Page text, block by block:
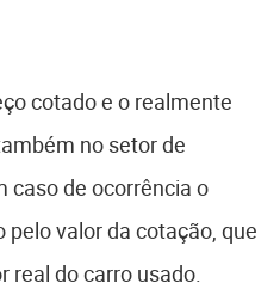
cotado e o realmente
no setor de
caso de ocorrência o
pelo valor da cotação, que
real do carro usado.